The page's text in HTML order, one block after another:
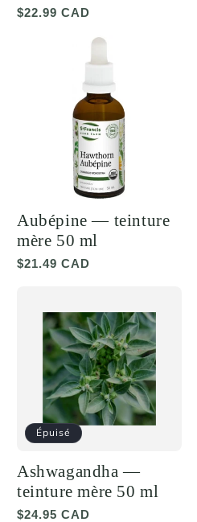
Prix
$22.99 CAD
Aubépine — teinture
mère 50 ml
Prix
$21.49 CAD
Épuisé
Ashwagandha —
teinture mère 50 ml
Prix
$24.95 CAD